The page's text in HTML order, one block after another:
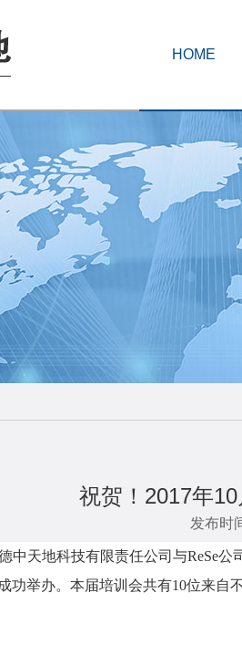
HOME
祝贺！2017年
发布时
中天地科技有限责任公司与ReSe公
功举办。本届培训会共有10位来